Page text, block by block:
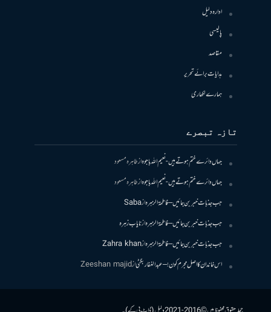
ادارہ دلیل
پالیسی
مقاصد
ہدایات برائے تحریر
ہمارے لکھاری
تازہ تبصرے
جہاں دائرے ختم ہوتے ہیں- نعیم اللہ باجوہازطاہرہ مسعود
جہاں دائرے ختم ہوتے ہیں- نعیم اللہ باجوہازطاہرہ مسعود
جب جذبات خبر بن جائیں – فاطمۃالزہرہازSaba
جب جذبات خبر بن جائیں – فاطمۃالزہرہازنایاب زہرہ
جب جذبات خبر بن جائیں – فاطمۃالزہرہازZahra khan
اس خاندان کا اصل مجرم کون! – عبدالغفار بگٹیازZeeshan majid